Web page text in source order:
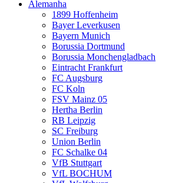
Alemanha
1899 Hoffenheim
Bayer Leverkusen
Bayern Munich
Borussia Dortmund
Borussia Monchengladbach
Eintracht Frankfurt
FC Augsburg
FC Koln
FSV Mainz 05
Hertha Berlin
RB Leipzig
SC Freiburg
Union Berlin
FC Schalke 04
VfB Stuttgart
VfL BOCHUM